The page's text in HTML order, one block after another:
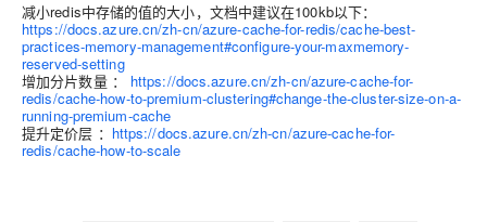
减小redis中存储的值的大小，文档中建议在100kb以下：
https://docs.azure.cn/zh-cn/azure-cache-for-redis/cache-best-
practices-memory-management#configure-your-maxmemory-
reserved-setting
增加分片数量 ： https://docs.azure.cn/zh-cn/azure-cache-for-
redis/cache-how-to-premium-clustering#change-the-cluster-size-on-a-
running-premium-cache
提升定价层 ： https://docs.azure.cn/zh-cn/azure-cache-for-
redis/cache-how-to-scale